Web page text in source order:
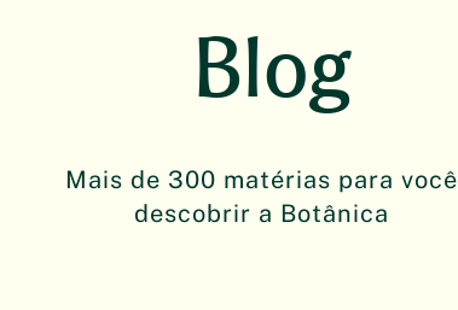
Blog
Mais de 300 matérias para você
descobrir a Botânica